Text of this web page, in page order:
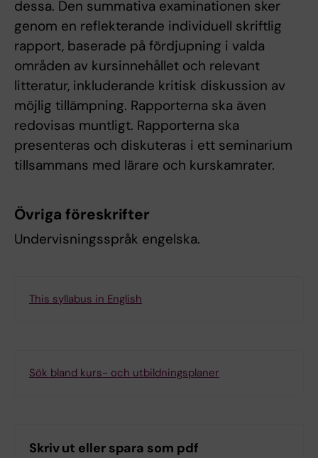
dessa. Den summativa examinationen sker
genom en reflekterande individuell skriftlig
rapport, baserade på fördjupning i valda
områden av kursinnehållet och relevant
litteratur, inkluderande kritisk diskussion av
möjlig tillämpning. Rapporterna ska även
redovisas muntligt. Rapporterna ska
presenteras och diskuteras i ett seminarium
tillsammans med lärare och kurskamrater.
Övriga föreskrifter
Undervisningsspråk engelska.
This syllabus in English
Sök bland kurs- och utbildningsplaner
Skriv ut eller spara som pdf